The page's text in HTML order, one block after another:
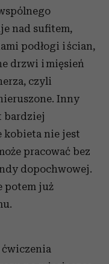
nad sufitem,
podłogi i ścian,
drzwi i mięsień
czyli
Inny
bardziej
kobieta nie jest
pracować bez
dopochwowej.
potem już
ćwiczenia